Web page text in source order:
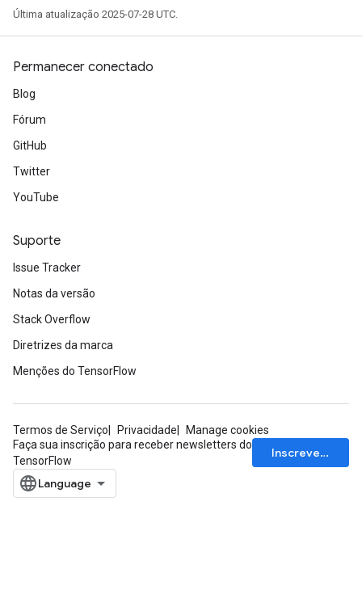
Última atualização 2025-07-28 UTC.
Permanecer conectado
Blog
Fórum
GitHub
Twitter
YouTube
Suporte
Issue Tracker
Notas da versão
Stack Overflow
Diretrizes da marca
Menções do TensorFlow
Termos de Serviço Privacidade
Manage cookies
Faça sua inscrição para receber newsletters do
TensorFlow
Inscrever-se